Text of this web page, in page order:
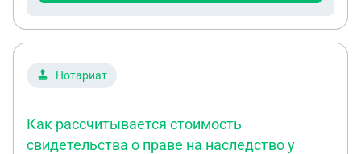
Нотариат
Как рассчитывается стоимость
свидетельства о праве на наследство у